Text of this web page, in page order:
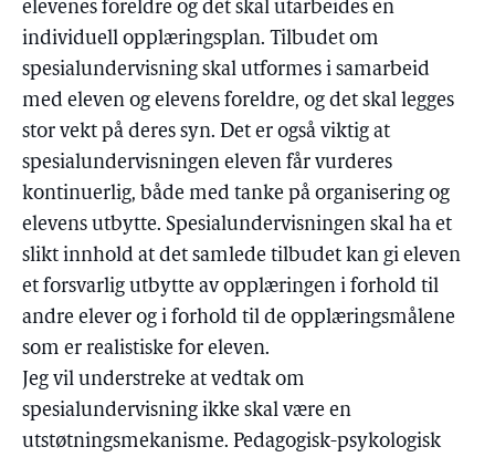
elevenes foreldre og det skal utarbeides en
individuell opplæringsplan. Tilbudet om
spesialundervisning skal utformes i samarbeid
med eleven og elevens foreldre, og det skal legges
stor vekt på deres syn. Det er også viktig at
spesialundervisningen eleven får vurderes
kontinuerlig, både med tanke på organisering og
elevens utbytte. Spesialundervisningen skal ha et
slikt innhold at det samlede tilbudet kan gi eleven
et forsvarlig utbytte av opplæringen i forhold til
andre elever og i forhold til de opplæringsmålene
som er realistiske for eleven.
Jeg vil understreke at vedtak om
spesialundervisning ikke skal være en
utstøtningsmekanisme. Pedagogisk-psykologisk